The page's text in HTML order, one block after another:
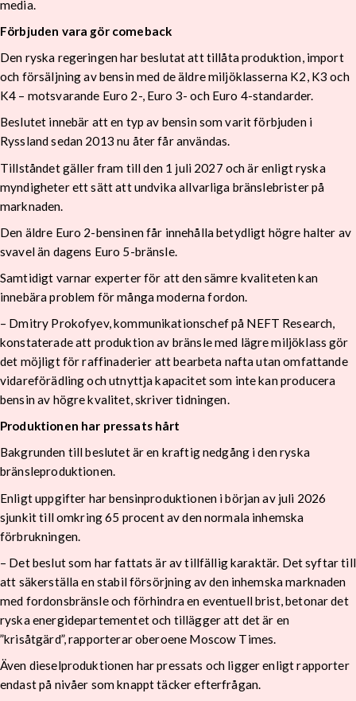
media.
Förbjuden vara gör comeback
Den ryska regeringen har beslutat att tillåta produktion, import
och försäljning av bensin med de äldre miljöklasserna K2, K3 och
K4 – motsvarande Euro 2-, Euro 3- och Euro 4-standarder.
Beslutet innebär att en typ av bensin som varit förbjuden i
Ryssland sedan 2013 nu åter får användas.
Tillståndet gäller fram till den 1 juli 2027 och är enligt ryska
myndigheter ett sätt att undvika allvarliga bränslebrister på
marknaden.
Den äldre Euro 2-bensinen får innehålla betydligt högre halter av
svavel än dagens Euro 5-bränsle.
Samtidigt varnar experter för att den sämre kvaliteten kan
innebära problem för många moderna fordon.
– Dmitry Prokofyev, kommunikationschef på NEFT Research,
konstaterade att produktion av bränsle med lägre miljöklass gör
det möjligt för raffinaderier att bearbeta nafta utan omfattande
vidareförädling och utnyttja kapacitet som inte kan producera
bensin av högre kvalitet, skriver tidningen.
Produktionen har pressats hårt
Bakgrunden till beslutet är en kraftig nedgång i den ryska
bränsleproduktionen.
Enligt uppgifter har bensinproduktionen i början av juli 2026
sjunkit till omkring 65 procent av den normala inhemska
förbrukningen.
– Det beslut som har fattats är av tillfällig karaktär. Det syftar till
att säkerställa en stabil försörjning av den inhemska marknaden
med fordonsbränsle och förhindra en eventuell brist, betonar det
ryska energidepartementet och tillägger att det är en
”krisåtgärd”, rapporterar oberoene Moscow Times.
Även dieselproduktionen har pressats och ligger enligt rapporter
endast på nivåer som knappt täcker efterfrågan.